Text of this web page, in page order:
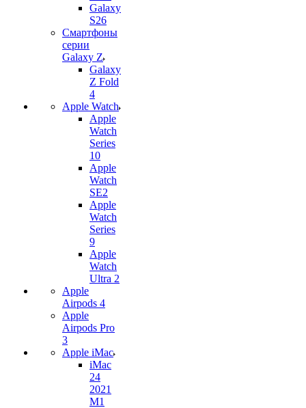
Galaxy
S26
Смартфоны
серии
Galaxy Z
Galaxy
Z Fold
4
Apple Watch
Apple
Watch
Series
10
Apple
Watch
SE2
Apple
Watch
Series
9
Apple
Watch
Ultra 2
Apple
Airpods 4
Apple
Airpods Pro
3
Apple iMac
iMac
24
2021
M1